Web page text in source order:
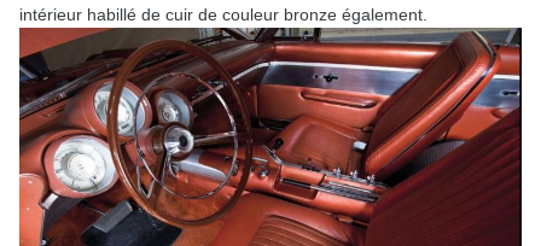
intérieur habillé de cuir de couleur bronze également.